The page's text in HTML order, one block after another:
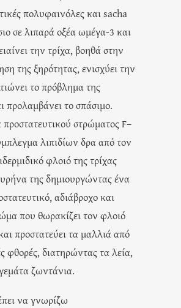
πολυφαινόλες και sacha
σε λιπαρά οξέα ωμέγα-3 και
την τρίχα, βοηθά στην
της ξηρότητας, ενισχύει την
το πρόβλημα της
προλαμβάνει το σπάσιμο.
προστατευτικού στρώματος F–
λιπιδίων δρα από τον
φλοιό της τρίχας
της δημιουργώντας ένα
αδιάβροχο και
που θωρακίζει τον φλοιό
προστατεύει τα μαλλιά από
φθορές, διατηρώντας τα λεία,
ζωντάνια.
να γνωρίζω